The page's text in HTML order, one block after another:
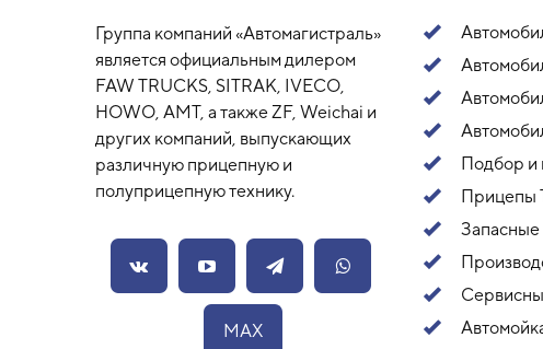
Группа компаний «Автомагистраль»
является официальным дилером
FAW TRUCKS, SITRAK, IVECO,
HOWO, AMT, а также ZF, Weichai и
других компаний, выпускающих
различную прицепную и
полуприцепную технику.
MAX
Подбор и
Прицепы
Запасные